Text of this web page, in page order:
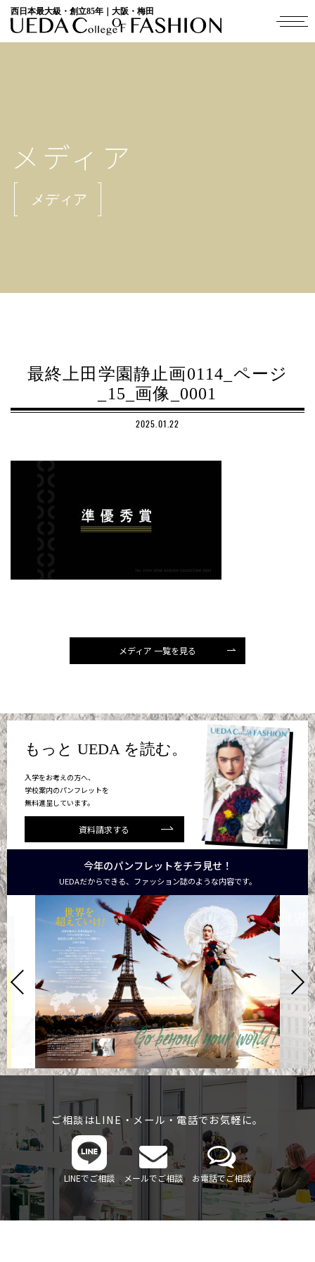
西日本最大級・創立85年｜大阪・梅田
メディア
メディア
最終上田学園静止画0114_ページ
_15_画像_0001
2025.01.22
メディア 一覧を見る
もっと UEDA を読む。
入学をお考えの方へ、
学校案内のパンフレットを
無料進呈しています。
資料請求する
今年のパンフレットをチラ見せ！
UEDAだからできる、ファッション誌のような内容です。
ご相談はLINE・メール・電話でお気軽に。
LINEでご相談 メールでご相談 お電話でご相談